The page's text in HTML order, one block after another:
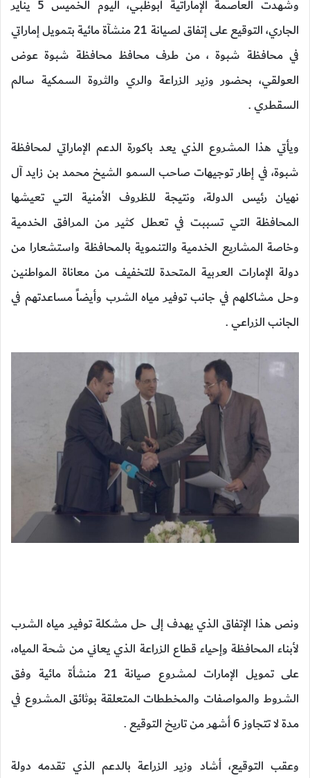
وشهدت العاصمة الإماراتية أبوظبي، اليوم الخميس 5 يناير
الجاري، التوقيع على إتفاق لصيانة 21 منشآة مائية بتمويل إماراتي
في محافظة شبوة ، من طرف محافظ محافظة شبوة عوض
العولقي، بحضور وزير الزراعة والري والثروة السمكية سالم
السقطري .
ويأتي هذا المشروع الذي يعد باكورة الدعم الإماراتي لمحافظة
شبوة، في إطار توجيهات صاحب السمو الشيخ محمد بن زايد آل
نهيان رئيس الدولة، ونتيجة للظروف الأمنية التي تعيشها
المحافظة التي تسببت في تعطل كثير من المرافق الخدمية
وخاصة المشاريع الخدمية والتنموية بالمحافظة واستشعارا من
دولة الإمارات العربية المتحدة للتخفيف من معاناة المواطنين
وحل مشاكلهم في جانب توفير مياه الشرب وأيضاً مساعدتهم في
الجانب الزراعي .
ونص هذا الإتفاق الذي يهدف إلى حل مشكلة توفير مياه الشرب
لأبناء المحافظة وإحياء قطاع الزراعة الذي يعاني من شحة المياه،
على تمويل الإمارات لمشروع صيانة 21 منشأة مائية وفق
الشروط والمواصفات والمخططات المتعلقة بوثائق المشروع في
مدة لا تتجاوز 6 أشهر من تاريخ التوقيع .
وعقب التوقيع، أشاد وزير الزراعة بالدعم الذي تقدمه دولة